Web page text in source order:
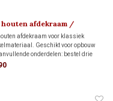
houten afdekraam /
1910
afdekraam voor klassiek
Geschikt voor opbouw
onderdelen: bestel drie
voor directe wandmontage